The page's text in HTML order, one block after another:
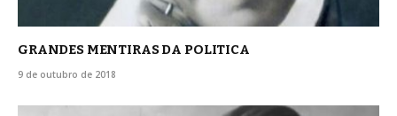
GRANDES MENTIRAS DA POLITICA
9 de outubro de 2018